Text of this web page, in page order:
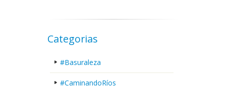
Categorias
#Basuraleza
#CaminandoRíos